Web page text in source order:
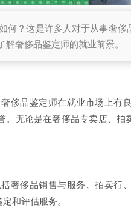
何？这是许多人对于从事奢
奢侈品鉴定师的就业前景。
侈品鉴定师在就业市场上有
无论是在奢侈品专卖店、
奢侈品销售与服务、拍卖行
和评估服务。